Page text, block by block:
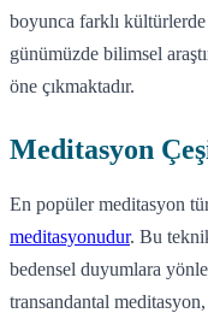
boyunca farklı
günümüzde bilimsel
öne çıkmaktadır.
Meditasyon
En popüler meditasyon
meditasyonudur. Bu
bedensel duyumlara
transandantal